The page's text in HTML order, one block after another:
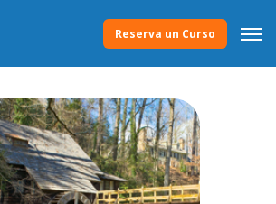
Reserva un Curso